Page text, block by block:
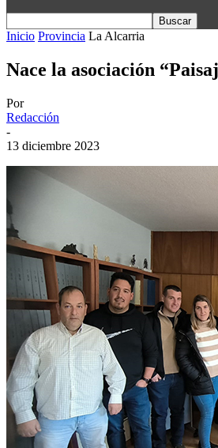
Inicio Provincia La Alcarria
Nace la asociación
Por
Redacción
-
13 diciembre 2023